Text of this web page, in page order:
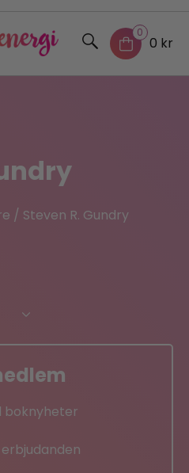
0
0 kr
/ Steven R. Gundry
boknyheter
erbjudanden